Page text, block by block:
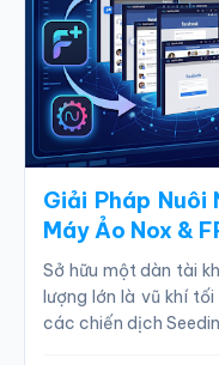
Giải Pháp Nuôi
Máy Ảo Nox &
Sở hữu một dàn tài
lượng lớn là vũ khí
các chiến dịch